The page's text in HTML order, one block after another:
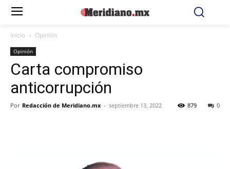
Inicio Opinión
Opinión
Carta compromiso
anticorrupción
Por Redacción de Meridiano.mx - septiembre 13, 2022 0
879